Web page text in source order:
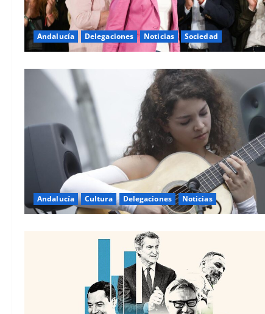
Andalucía Delegaciones Noticias Sociedad
Andalucía Cultura Delegaciones Noticias